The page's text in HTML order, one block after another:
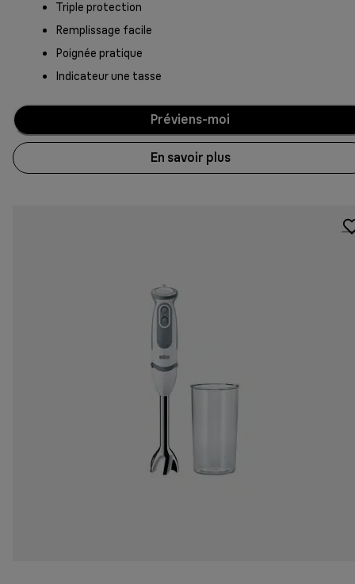
Triple protection
Remplissage facile
Poignée pratique
Indicateur une tasse
Préviens-moi
En savoir plus